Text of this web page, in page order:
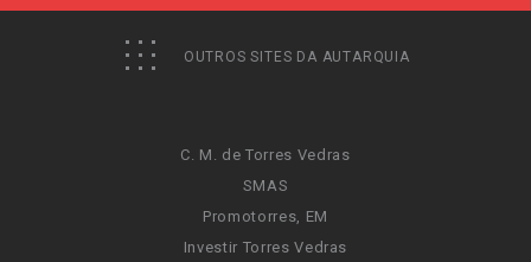
OUTROS SITES DA AUTARQUIA
C. M. de Torres Vedras
SMAS
Promotorres, EM
Investir Torres Vedras